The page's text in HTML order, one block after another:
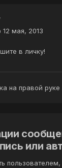
12 мая, 2013
в личку!
на правой
или
пользователем,